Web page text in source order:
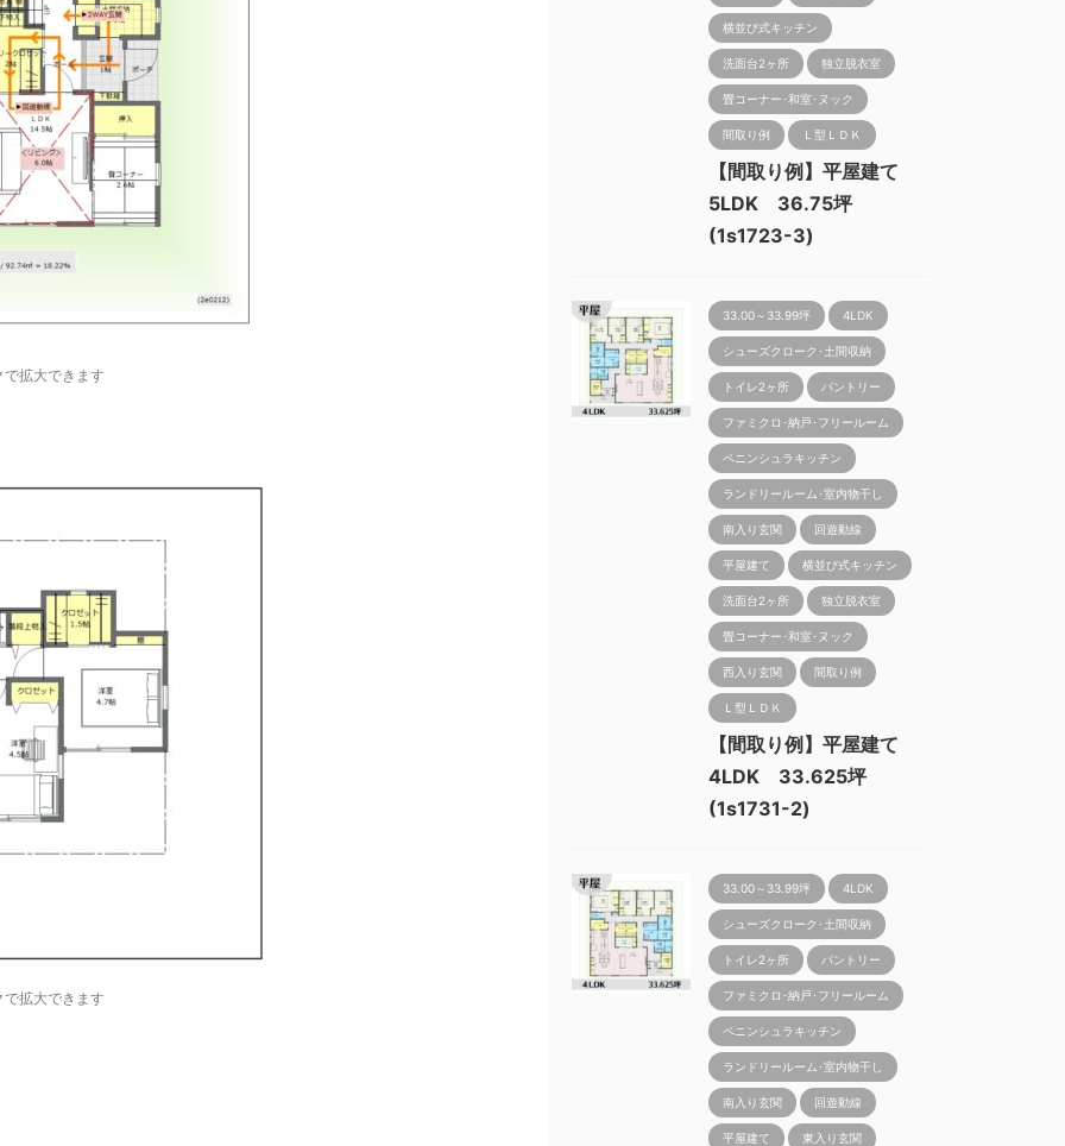
で拡大できます
で拡大できます
横並び式キッチン
洗面台2ヶ所 独立脱衣室
畳コーナー･和室･ヌック
間取り例 Ｌ型ＬＤＫ
【間取り例】平屋建て
5LDK 36.75坪
(1s1723-3)
33.00～33.99坪 4LDK
シューズクローク･土間収納
トイレ2ヶ所 パントリー
ファミクロ･納戸･フリールーム
ペニンシュラキッチン
ランドリールーム･室内物干し
南入り玄関 回遊動線
平屋建て 横並び式キッチン
洗面台2ヶ所 独立脱衣室
畳コーナー･和室･ヌック
西入り玄関 間取り例
Ｌ型ＬＤＫ
【間取り例】平屋建て
4LDK 33.625坪
(1s1731-2)
33.00～33.99坪 4LDK
シューズクローク･土間収納
トイレ2ヶ所 パントリー
ファミクロ･納戸･フリールーム
ペニンシュラキッチン
ランドリールーム･室内物干し
南入り玄関 回遊動線
平屋建て 東入り玄関